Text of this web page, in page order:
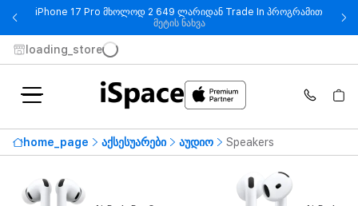
iPhone 17 Pro მხოლოდ 2 649 ლარიდან Trade In პროგრამით
მეტის ნახვა- iPhone 17 Pro მხოლოდ 2 649
loading_store
home_page აქსესუარები აუდიო Speakers
ხელმისაწვდომობა
ყველაზე მაღალი ფასი13 279 ₾
-დან